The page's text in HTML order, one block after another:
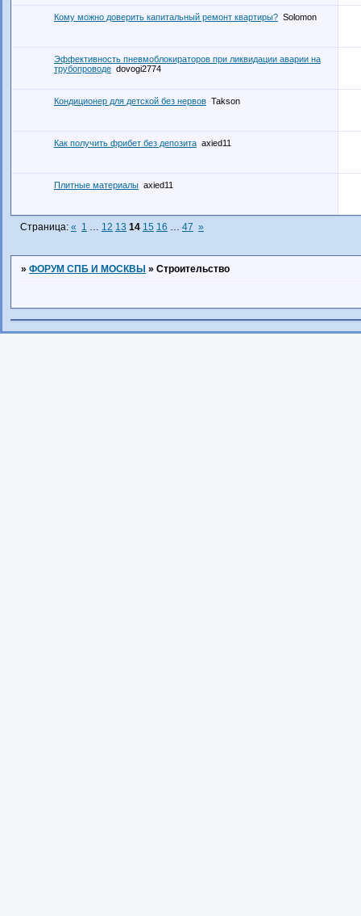
Кому можно доверить капитальный ремонт квартиры? Solomon
Эффективность пневмоблокираторов при ликвидации аварии на
трубопроводе dovogi2774
Кондиционер для детской без нервов Takson
Как получить фрибет без депозита axied11
Плитные материалы axied11
Страница: « 1 … 12 13 14 15 16 … 47 »
» ФОРУМ СПБ И МОСКВЫ » Строительство